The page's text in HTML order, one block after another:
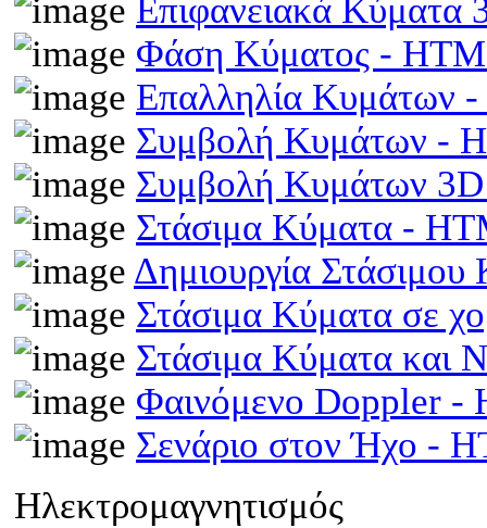
Επιφανειακά
Φάση Κύματος -
Επαλληλία Κυμάτων
Συμβολή Κυμάτων -
Συμβολή Κυμάτων
Στάσιμα Κύματα -
Δημιουργία
Στάσιμα Κύματα σε
Στάσιμα Κύματα και
Φαινόμενο Doppler -
Σενάριο στον Ήχο -
Ηλεκτρομαγνητισμός